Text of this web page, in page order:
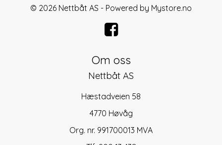
© 2026 Nettbåt AS - Powered by Mystore.no
Om oss
Nettbåt AS
Hæstadveien 58
4770 Høvåg
Org. nr. 991700013 MVA